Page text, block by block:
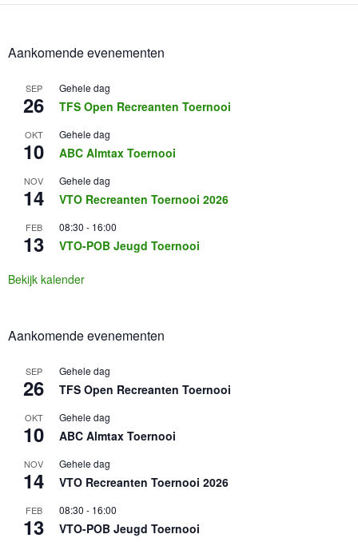
Aankomende evenementen
SEP
26
Gehele dag
TFS Open Recreanten Toernooi
OKT
10
Gehele dag
ABC Almtax Toernooi
NOV
14
Gehele dag
VTO Recreanten Toernooi 2026
FEB
13
08:30 - 16:00
VTO-POB Jeugd Toernooi
Bekijk kalender
Aankomende evenementen
SEP
26
Gehele dag
TFS Open Recreanten Toernooi
OKT
10
Gehele dag
ABC Almtax Toernooi
NOV
14
Gehele dag
VTO Recreanten Toernooi 2026
FEB
13
08:30 - 16:00
VTO-POB Jeugd Toernooi